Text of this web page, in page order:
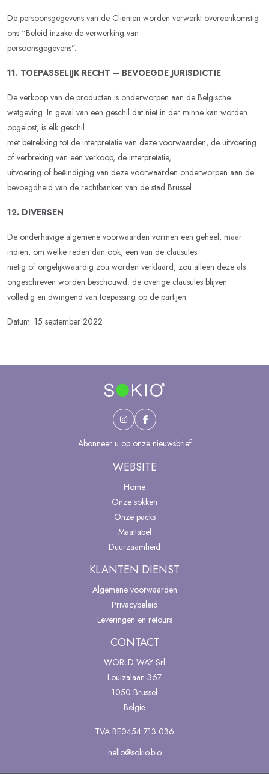
De persoonsgegevens van de Cliënten worden verwerkt overeenkomstig
ons “Beleid inzake de verwerking van
persoonsgegevens”.
11. TOEPASSELIJK RECHT – BEVOEGDE JURISDICTIE
De verkoop van de producten is onderworpen aan de Belgische
wetgeving. In geval van een geschil dat niet in der minne kan worden
opgelost, is elk geschil
met betrekking tot de interpretatie van deze voorwaarden, de uitvoering
of verbreking van een verkoop, de interpretatie,
uitvoering of beëindiging van deze voorwaarden onderworpen aan de
bevoegdheid van de rechtbanken van de stad Brussel.
12. DIVERSEN
De onderhavige algemene voorwaarden vormen een geheel, maar
indien, om welke reden dan ook, een van de clausules
nietig of ongelijkwaardig zou worden verklaard, zou alleen deze als
ongeschreven worden beschouwd; de overige clausules blijven
volledig en dwingend van toepassing op de partijen.
Datum: 15 september 2022
Abonneer u op onze nieuwsbrief
WEBSITE
Home
Onze sokken
Onze packs
Maattabel
Duurzaamheid
KLANTEN DIENST
Algemene voorwaarden
Privacybeleid
Leveringen en retours
CONTACT
WORLD WAY Srl
Louizalaan 367
1050 Brussel
België
TVA BE0454 713 036
hello@sokio.bio